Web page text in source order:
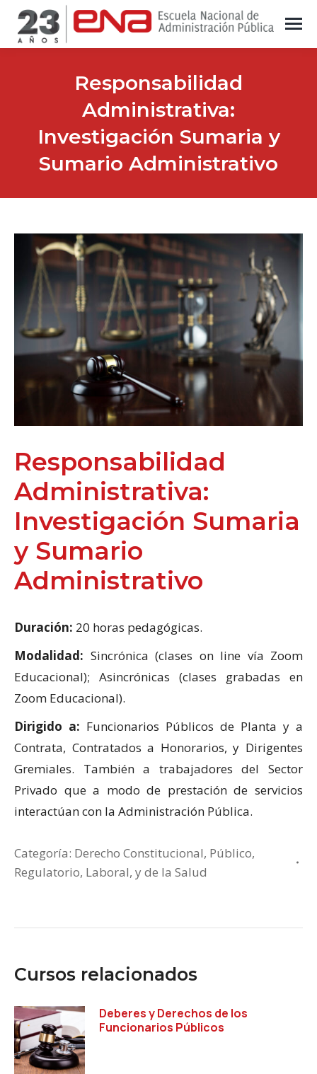
Responsabilidad
Administrativa:
Investigación Sumaria y
Sumario Administrativo
Responsabilidad
Administrativa:
Investigación Sumaria
y Sumario
Administrativo
Duración: 20 horas pedagógicas.
Modalidad: Sincrónica (clases on line vía Zoom
Educacional); Asincrónicas (clases grabadas en
Zoom Educacional).
Dirigido a: Funcionarios Públicos de Planta y a
Contrata, Contratados a Honorarios, y Dirigentes
Gremiales. También a trabajadores del Sector
Privado que a modo de prestación de servicios
interactúan con la Administración Pública.
Categoría: Derecho Constitucional, Público,
Regulatorio, Laboral, y de la Salud
Cursos relacionados
Deberes y Derechos de los
Funcionarios Públicos